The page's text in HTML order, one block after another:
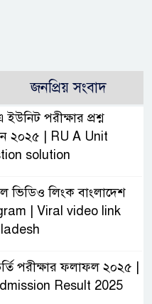
জনপ্রিয় সংবাদ
ইউনিট পরীক্ষার প্রশ্ন
২০২৫ | RU A Unit
solution
ভিডিও লিংক বাংলাদেশ
| Viral video link
পরীক্ষার ফলাফল ২০২৫ |
Result 2025